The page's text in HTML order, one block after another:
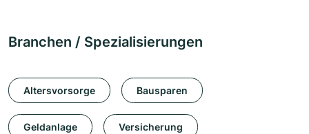
Branchen / Spezialisierungen
Altersvorsorge Bausparen
Geldanlage Versicherung